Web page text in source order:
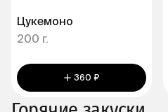
Цукемоно
200 г.
360 ₽